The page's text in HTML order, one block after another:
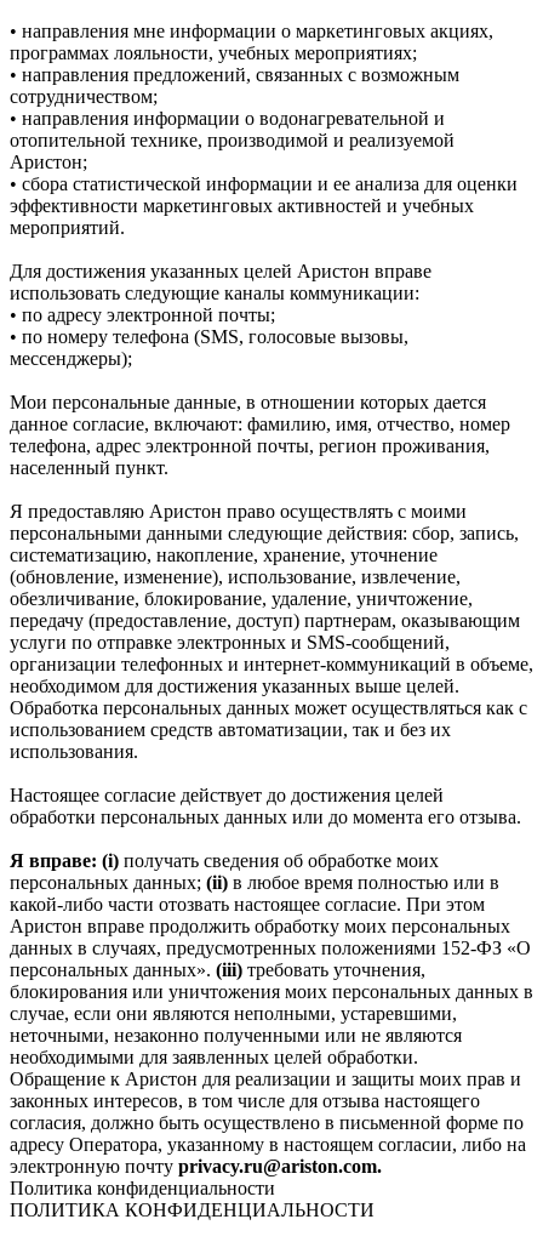
• направления мне информации о маркетинговых акциях,
программах лояльности, учебных мероприятиях;
• направления предложений, связанных с возможным
сотрудничеством;
• направления информации о водонагревательной и
отопительной технике, производимой и реализуемой
Аристон;
• сбора статистической информации и ее анализа для оценки
эффективности маркетинговых активностей и учебных
мероприятий.
Для достижения указанных целей Аристон вправе
использовать следующие каналы коммуникации:
• по адресу электронной почты;
• по номеру телефона (SMS, голосовые вызовы,
мессенджеры);
Мои персональные данные, в отношении которых дается
данное согласие, включают: фамилию, имя, отчество, номер
телефона, адрес электронной почты, регион проживания,
населенный пункт.
Я предоставляю Аристон право осуществлять с моими
персональными данными следующие действия: сбор, запись,
систематизацию, накопление, хранение, уточнение
(обновление, изменение), использование, извлечение,
обезличивание, блокирование, удаление, уничтожение,
передачу (предоставление, доступ) партнерам, оказывающим
услуги по отправке электронных и SMS‑сообщений,
организации телефонных и интернет‑коммуникаций в объеме,
необходимом для достижения указанных выше целей.
Обработка персональных данных может осуществляться как с
использованием средств автоматизации, так и без их
использования.
Настоящее согласие действует до достижения целей
обработки персональных данных или до момента его отзыва.
Я вправе: (i) получать сведения об обработке моих
персональных данных; (ii) в любое время полностью или в
какой-либо части отозвать настоящее согласие. При этом
Аристон вправе продолжить обработку моих персональных
данных в случаях, предусмотренных положениями 152-ФЗ «О
персональных данных». (iii) требовать уточнения,
блокирования или уничтожения моих персональных данных в
случае, если они являются неполными, устаревшими,
неточными, незаконно полученными или не являются
необходимыми для заявленных целей обработки.
Обращение к Аристон для реализации и защиты моих прав и
законных интересов, в том числе для отзыва настоящего
согласия, должно быть осуществлено в письменной форме по
адресу Оператора, указанному в настоящем согласии, либо на
электронную почту privacy.ru@ariston.com.
Политика конфиденциальности
ПОЛИТИКА КОНФИДЕНЦИАЛЬНОСТИ